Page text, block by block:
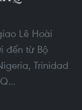
Lê Hoài
đến từ Bộ
Trinidad